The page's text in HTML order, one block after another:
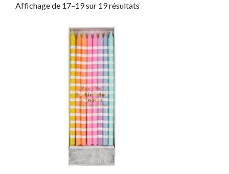
Affichage de 17–19 sur 19 résultats